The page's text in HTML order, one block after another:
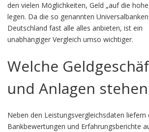
den vielen Möglichkeiten, Geld „auf die
legen. Da die so genannten
Deutschland fast alle alles anbieten, ist ein
unabhängiger Vergleich umso wichtiger.
Welche
und Anlagen
Neben den Leistungsvergleichsdaten liefern
Bankbewertungen und Erfahrungsberichte